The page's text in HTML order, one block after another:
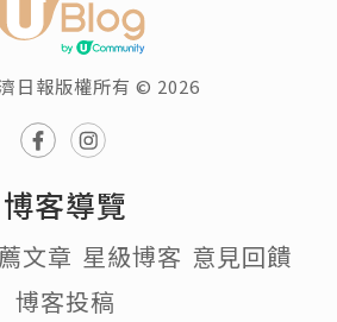
日報版權所有 © 2026
博客導覽
文章 星級博客 意見回饋
博客投稿